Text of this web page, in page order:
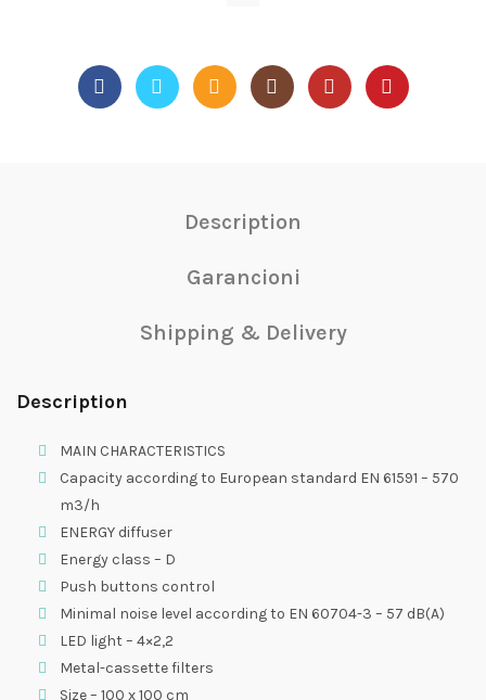
Description
Garancioni
Shipping & Delivery
Description
MAIN CHARACTERISTICS
Capacity according to European standard EN 61591 – 570
m3/h
ENERGY diffuser
Energy class – D
Push buttons control
Minimal noise level according to EN 60704-3 – 57 dB(A)
LED light – 4×2,2
Metal-cassette filters
Size – 100 x 100 cm